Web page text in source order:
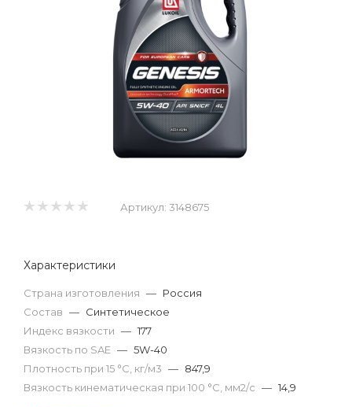
Артикул: 3148675
Характеристики
Страна изготовления — Россия
Состав — Синтетическое
Индекс вязкости — 177
Вязкость по SAE — 5W-40
Плотность при 15 °С, кг/м3 — 847,9
Вязкость кинематическая при 100 °С, мм2/с — 14,9